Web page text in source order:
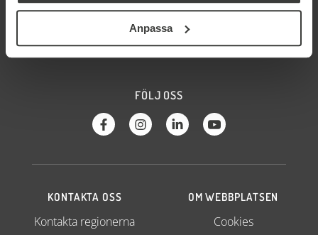
Anpassa
FÖLJ OSS
KONTAKTA OSS
Kontakta regionerna
OM WEBBPLATSEN
Cookies